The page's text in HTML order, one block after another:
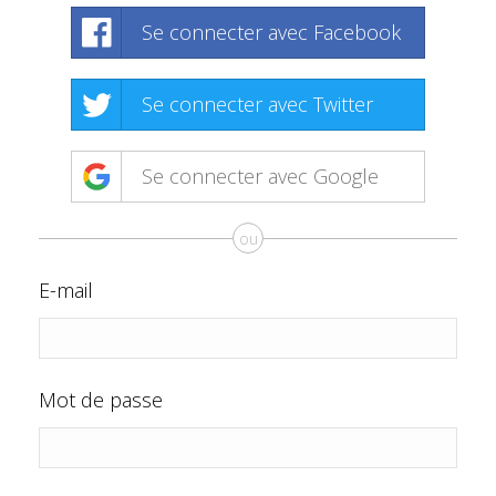
Se connecter avec Facebook
Se connecter avec Twitter
Se connecter avec Google
ou
E-mail
Mot de passe